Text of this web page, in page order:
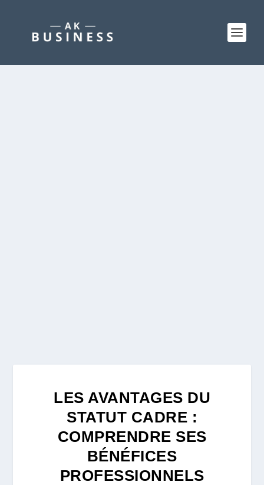
LES AVANTAGES DU
STATUT CADRE :
COMPRENDRE SES
BÉNÉFICES
PROFESSIONNELS